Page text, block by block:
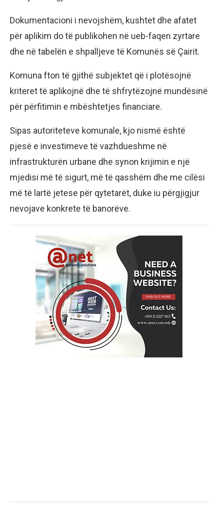
Dokumentacioni i nevojshëm, kushtet dhe afatet
për aplikim do të publikohen në ueb-faqen zyrtare
dhe në tabelën e shpalljeve të Komunës së Çairit.
Komuna fton të gjithë subjektet që i plotësojnë
kriteret të aplikojnë dhe të shfrytëzojnë mundësinë
për përfitimin e mbështetjes financiare.
Sipas autoriteteve komunale, kjo nismë është
pjesë e investimeve të vazhdueshme në
infrastrukturën urbane dhe synon krijimin e një
mjedisi më të sigurt, më të qasshëm dhe me cilësi
më të lartë jetese për qytetarët, duke iu përgjigjur
nevojave konkrete të banorëve.